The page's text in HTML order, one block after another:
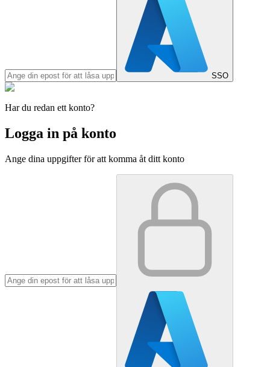
SSO
Har du redan ett konto?
Logga in på konto
Ange dina uppgifter för att komma åt ditt konto